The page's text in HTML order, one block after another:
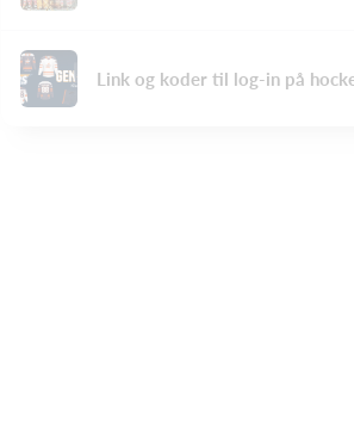
Link og koder til log-in på